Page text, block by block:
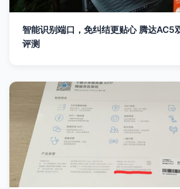
智能识别端口，免纠结更贴心 腾达AC5
评测